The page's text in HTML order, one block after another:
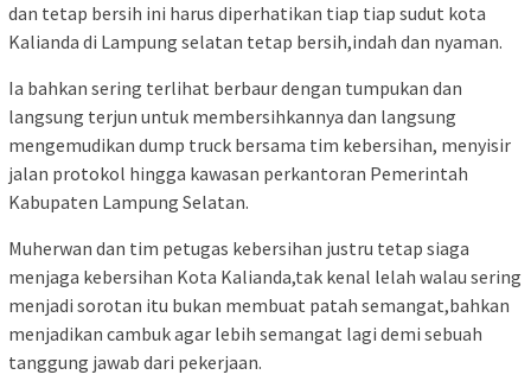
dan tetap bersih ini harus diperhatikan tiap tiap sudut kota
Kalianda di Lampung selatan tetap bersih,indah dan nyaman.
Ia bahkan sering terlihat berbaur dengan tumpukan dan
langsung terjun untuk membersihkannya dan langsung
mengemudikan dump truck bersama tim kebersihan, menyisir
jalan protokol hingga kawasan perkantoran Pemerintah
Kabupaten Lampung Selatan.
Muherwan dan tim petugas kebersihan justru tetap siaga
menjaga kebersihan Kota Kalianda,tak kenal lelah walau sering
menjadi sorotan itu bukan membuat patah semangat,bahkan
menjadikan cambuk agar lebih semangat lagi demi sebuah
tanggung jawab dari pekerjaan.